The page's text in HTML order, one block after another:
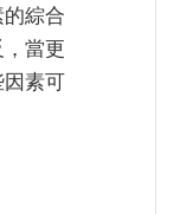
綜合
當更
素可